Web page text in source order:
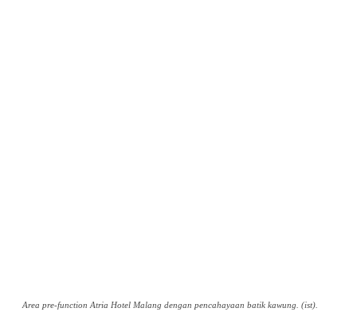
Area pre-function Atria Hotel Malang dengan pencahayaan batik kawung. (ist).